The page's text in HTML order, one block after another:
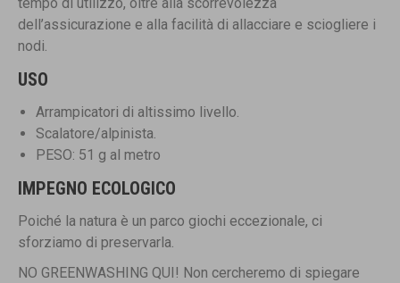
dell’assicurazione e alla facilità di allacciare e sciogliere i
nodi.
USO
Arrampicatori di altissimo livello.
Scalatore/alpinista.
PESO: 51 g al metro
IMPEGNO ECOLOGICO
Poiché la natura è un parco giochi eccezionale, ci
sforziamo di preservarla.
NO GREENWASHING QUI! Non cercheremo di spiegare